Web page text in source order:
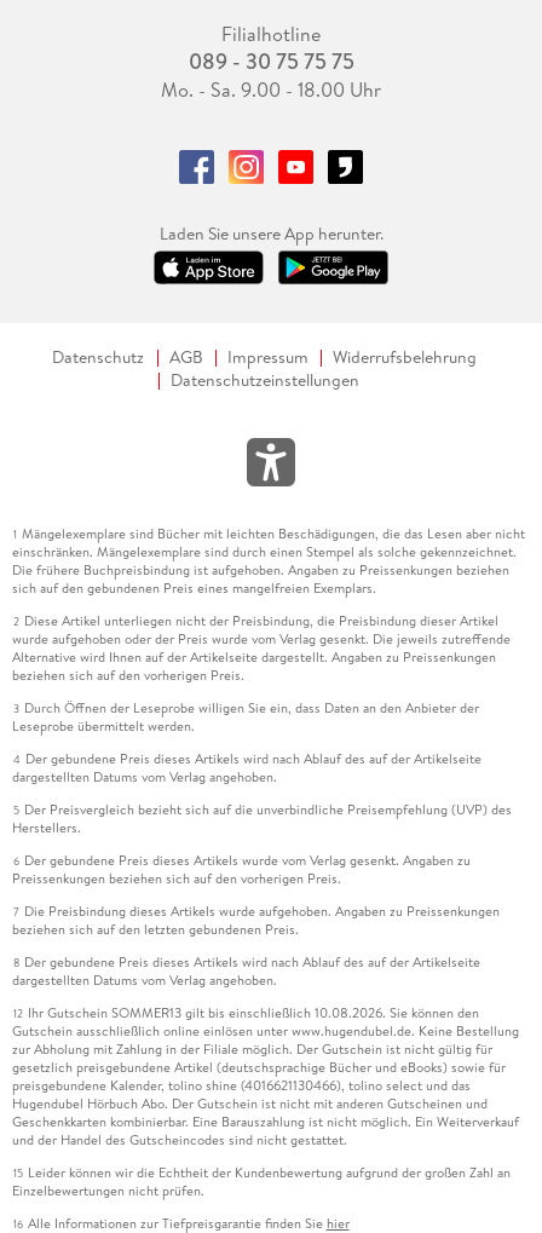
Filialhotline
089 - 30 75 75 75
Mo. - Sa. 9.00 - 18.00 Uhr
Laden Sie unsere App herunter.
Datenschutz AGB Impressum
Widerrufsbelehrung
Datenschutzeinstellungen
1 Mängelexemplare sind Bücher mit leichten Beschädigungen, die das Lesen aber nicht
einschränken. Mängelexemplare sind durch einen Stempel als solche gekennzeichnet.
Die frühere Buchpreisbindung ist aufgehoben. Angaben zu Preissenkungen beziehen
sich auf den gebundenen Preis eines mangelfreien Exemplars.
2 Diese Artikel unterliegen nicht der Preisbindung, die Preisbindung dieser Artikel
wurde aufgehoben oder der Preis wurde vom Verlag gesenkt. Die jeweils zutreffende
Alternative wird Ihnen auf der Artikelseite dargestellt. Angaben zu Preissenkungen
beziehen sich auf den vorherigen Preis.
3 Durch Öffnen der Leseprobe willigen Sie ein, dass Daten an den Anbieter der
Leseprobe übermittelt werden.
4 Der gebundene Preis dieses Artikels wird nach Ablauf des auf der Artikelseite
dargestellten Datums vom Verlag angehoben.
5 Der Preisvergleich bezieht sich auf die unverbindliche Preisempfehlung (UVP) des
Herstellers.
6 Der gebundene Preis dieses Artikels wurde vom Verlag gesenkt. Angaben zu
Preissenkungen beziehen sich auf den vorherigen Preis.
7 Die Preisbindung dieses Artikels wurde aufgehoben. Angaben zu Preissenkungen
beziehen sich auf den letzten gebundenen Preis.
8 Der gebundene Preis dieses Artikels wird nach Ablauf des auf der Artikelseite
dargestellten Datums vom Verlag angehoben.
12 Ihr Gutschein SOMMER13 gilt bis einschließlich 10.08.2026. Sie können den
Gutschein ausschließlich online einlösen unter www.hugendubel.de. Keine Bestellung
zur Abholung mit Zahlung in der Filiale möglich. Der Gutschein ist nicht gültig für
gesetzlich preisgebundene Artikel (deutschsprachige Bücher und eBooks) sowie für
preisgebundene Kalender, tolino shine (4016621130466), tolino select und das
Hugendubel Hörbuch Abo. Der Gutschein ist nicht mit anderen Gutscheinen und
Geschenkkarten kombinierbar. Eine Barauszahlung ist nicht möglich. Ein Weiterverkauf
und der Handel des Gutscheincodes sind nicht gestattet.
15 Leider können wir die Echtheit der Kundenbewertung aufgrund der großen Zahl an
Einzelbewertungen nicht prüfen.
16 Alle Informationen zur Tiefpreisgarantie finden Sie hier